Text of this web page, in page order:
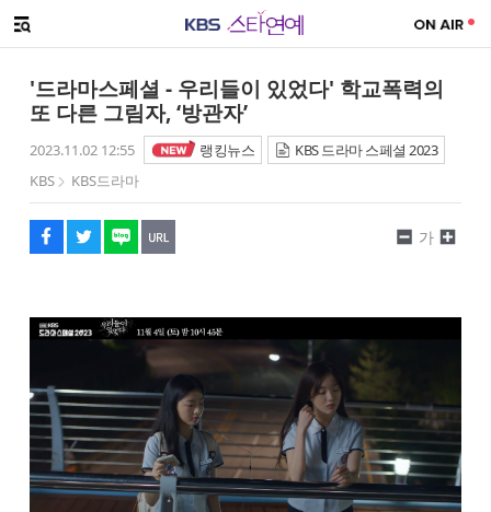
메뉴 열기
'드라마스페셜 - 우리들이 있었다' 학교폭력의
또 다른 그림자, ‘방관자’
2023.11.02 12:55 랭킹뉴스
KBS 드라마 스페셜 2023
KBS
KBS드라마
페이스북
트위터
네이버
URL복사
글씨 작게보기
가
글씨 크게보기
해시태그